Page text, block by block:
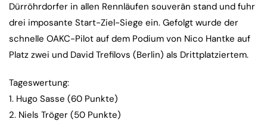
Dürröhrdorfer in allen Rennläufen souverän stand und fuhr
drei imposante Start-Ziel-Siege ein. Gefolgt wurde der
schnelle OAKC-Pilot auf dem Podium von Nico Hantke auf
Platz zwei und David Trefilovs (Berlin) als Drittplatziertem.
Tageswertung:
1. Hugo Sasse (60 Punkte)
2. Niels Tröger (50 Punkte)